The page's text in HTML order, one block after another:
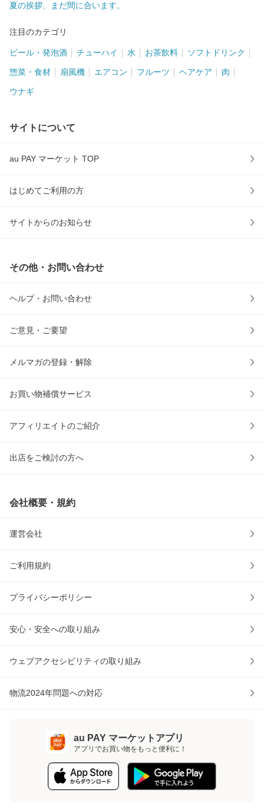
夏の挨拶、まだ間に合います。
注目のカテゴリ
ビール・発泡酒 チューハイ 水 お茶飲料 ソフトドリンク
惣菜・食材 扇風機 エアコン フルーツ ヘアケア 肉
ウナギ
サイトについて
au PAY マーケット TOP
はじめてご利用の方
サイトからのお知らせ
その他・お問い合わせ
ヘルプ・お問い合わせ
ご意見・ご要望
メルマガの登録・解除
お買い物補償サービス
アフィリエイトのご紹介
出店をご検討の方へ
会社概要・規約
運営会社
ご利用規約
プライバシーポリシー
安心・安全への取り組み
ウェブアクセシビリティの取り組み
物流2024年問題への対応
au PAY マーケットアプリ
アプリでお買い物をもっと便利に！